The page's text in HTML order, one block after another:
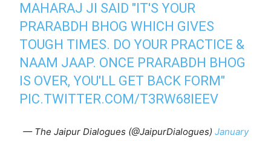
MAHARAJ JI SAID "IT'S YOUR
PRARABDH BHOG WHICH GIVES
TOUGH TIMES. DO YOUR PRACTICE &
NAAM JAAP. ONCE PRARABDH BHOG
IS OVER, YOU'LL GET BACK FORM"
PIC.TWITTER.COM/T3RW68IEEV
— The Jaipur Dialogues (@JaipurDialogues) January